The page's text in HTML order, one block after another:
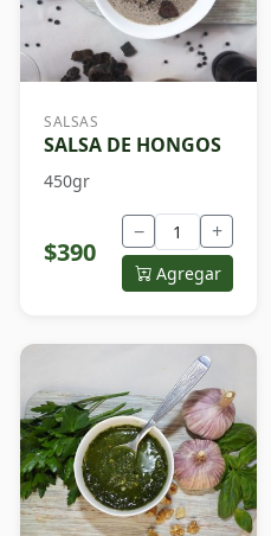
SALSAS
SALSA DE HONGOS
450gr
$390
− +
Agregar